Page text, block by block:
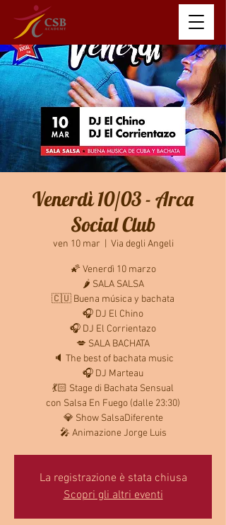
Venerdì 10/03 - Arca
Social Club
ven 10 mar Via degli Angeli
🌠 Venerdì 10 marzo
🌶 SALA SALSA
🇨🇺 Buena música y bachata
🎧 DJ El Chino
🎧 DJ El Corrientazo
💋 SALA BACHATA
🔈 The best of bachata music
🎧 DJ Marteau
💃🏻 Stage di Bachata Sensual
con Salsa En Fuego (dalle 23:30)
💎 Show SalsaDiferente
🎤 Animazione Jorge Luis
La registrazione è stata chiusa
Scopri gli altri eventi